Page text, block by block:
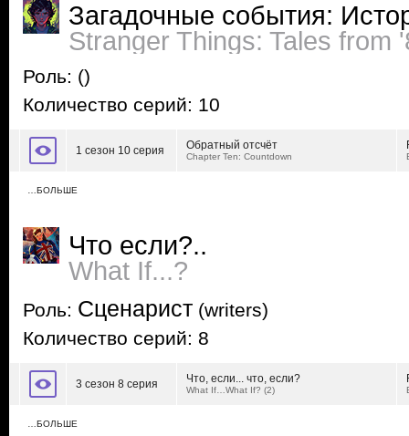
Загадочные события:
Stranger Things: Tales from
Роль: ()
Количество серий: 10
1 сезон 10 серия Обратный отсчёт
Chapter Ten: Countdown
…БОЛЬШЕ
Что если?..
What If...?
Роль: Сценарист (writers)
Количество серий: 8
3 сезон 8 серия Что, если... что, если?
What If…What If? (2)
…БОЛЬШЕ